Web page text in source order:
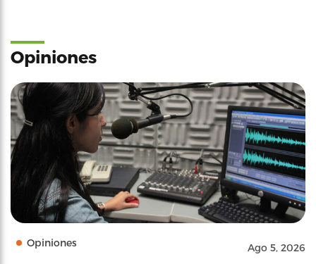
Opiniones
Opiniones Ago 5, 2026